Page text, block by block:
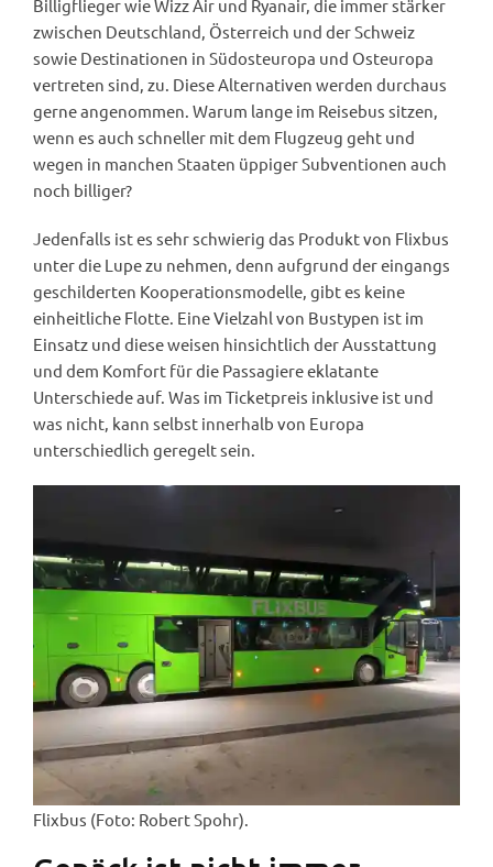
Billigflieger wie Wizz Air und Ryanair, die immer stärker
zwischen Deutschland, Österreich und der Schweiz
sowie Destinationen in Südosteuropa und Osteuropa
vertreten sind, zu. Diese Alternativen werden durchaus
gerne angenommen. Warum lange im Reisebus sitzen,
wenn es auch schneller mit dem Flugzeug geht und
wegen in manchen Staaten üppiger Subventionen auch
noch billiger?
Jedenfalls ist es sehr schwierig das Produkt von Flixbus
unter die Lupe zu nehmen, denn aufgrund der eingangs
geschilderten Kooperationsmodelle, gibt es keine
einheitliche Flotte. Eine Vielzahl von Bustypen ist im
Einsatz und diese weisen hinsichtlich der Ausstattung
und dem Komfort für die Passagiere eklatante
Unterschiede auf. Was im Ticketpreis inklusive ist und
was nicht, kann selbst innerhalb von Europa
unterschiedlich geregelt sein.
Flixbus (Foto: Robert Spohr).